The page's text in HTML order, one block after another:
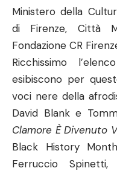
Ministero della
di Firenze, Città
Fondazione CR
Ricchissimo
esibiscono per
voci nere della
David Blank e
Clamore È Divenuto
Black History
Ferruccio Spinetti,